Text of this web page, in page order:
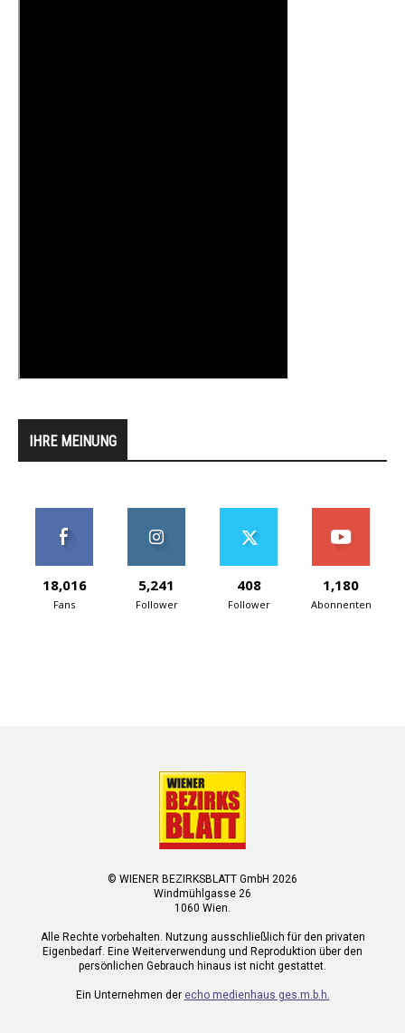
IHRE MEINUNG
18,016
Fans
5,241
Follower
408
Follower
1,180
Abonnenten
© WIENER BEZIRKSBLATT GmbH 2026
Windmühlgasse 26
1060 Wien.
Alle Rechte vorbehalten. Nutzung ausschließlich für den privaten
Eigenbedarf. Eine Weiterverwendung und Reproduktion über den
persönlichen Gebrauch hinaus ist nicht gestattet.
Ein Unternehmen der echo medienhaus ges.m.b.h.